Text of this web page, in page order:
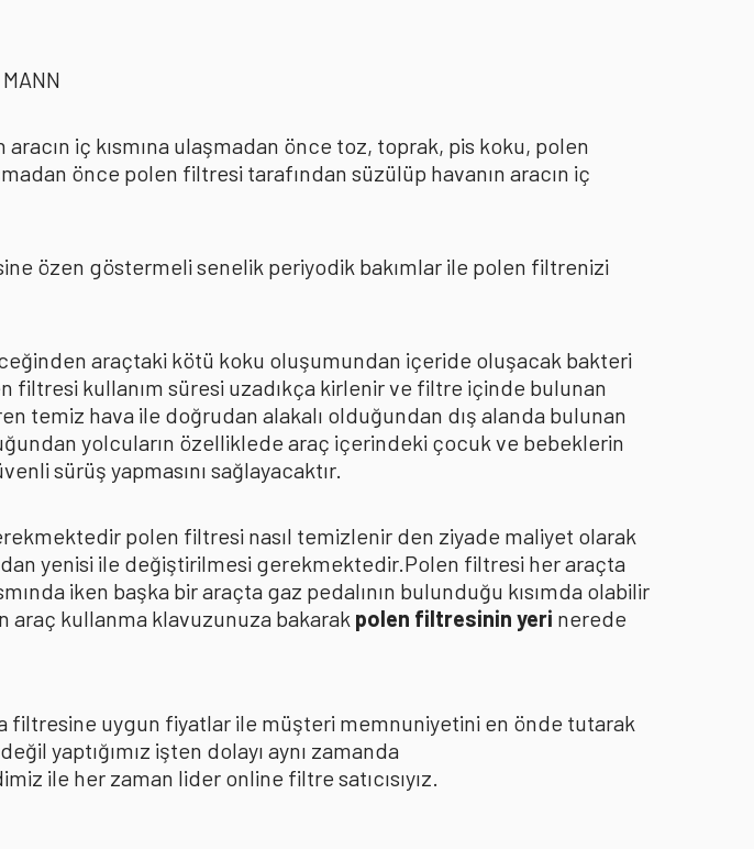
iç kısmına ulaşmadan önce toz, toprak, pis koku, polen
önce polen filtresi tarafından süzülüp havanın aracın iç
özen göstermeli senelik periyodik bakımlar ile polen filtrenizi
araçtaki kötü koku oluşumundan içeride oluşacak bakteri
filtresi kullanım süresi uzadıkça kirlenir ve filtre içinde bulunan
temiz hava ile doğrudan alakalı olduğundan dış alanda bulunan
yolcuların özelliklede araç içerindeki çocuk ve bebeklerin
sürüş yapmasını sağlayacaktır.
polen filtresi nasıl temizlenir den ziyade maliyet olarak
yenisi ile değiştirilmesi gerekmektedir.Polen filtresi her araçta
iken başka bir araçta gaz pedalının bulunduğu kısımda olabilir
araç kullanma klavuzunuza bakarak polen filtresinin yeri nerede
uygun fiyatlar ile müşteri memnuniyetini en önde tutarak
yaptığımız işten dolayı aynı zamanda
ile her zaman lider online filtre satıcısıyız.